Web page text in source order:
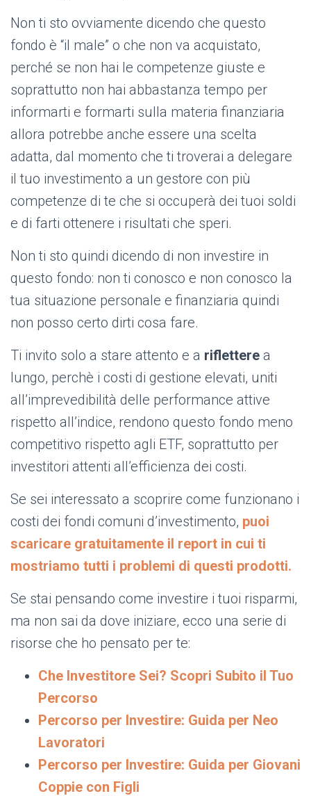
Non ti sto ovviamente dicendo che questo
fondo è “il male” o che non va acquistato,
perché se non hai le competenze giuste e
soprattutto non hai abbastanza tempo per
informarti e formarti sulla materia finanziaria
allora potrebbe anche essere una scelta
adatta, dal momento che ti troverai a delegare
il tuo investimento a un gestore con più
competenze di te che si occuperà dei tuoi soldi
e di farti ottenere i risultati che speri.
Non ti sto quindi dicendo di non investire in
questo fondo: non ti conosco e non conosco la
tua situazione personale e finanziaria quindi
non posso certo dirti cosa fare.
Ti invito solo a stare attento e a riflettere a
lungo, perchè i costi di gestione elevati, uniti
all’imprevedibilità delle performance attive
rispetto all’indice, rendono questo fondo meno
competitivo rispetto agli ETF, soprattutto per
investitori attenti all’efficienza dei costi.
Se sei interessato a scoprire come funzionano i
costi dei fondi comuni d’investimento, puoi
scaricare gratuitamente il report in cui ti
mostriamo tutti i problemi di questi prodotti.
Se stai pensando come investire i tuoi risparmi,
ma non sai da dove iniziare, ecco una serie di
risorse che ho pensato per te:
Che Investitore Sei? Scopri Subito il Tuo
Percorso
Percorso per Investire: Guida per Neo
Lavoratori
Percorso per Investire: Guida per Giovani
Coppie con Figli